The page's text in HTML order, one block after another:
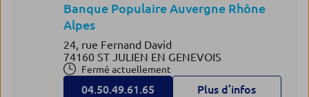
Banque Populaire Auvergne Rhône
Alpes
24, rue Fernand David
74160 ST JULIEN EN GENEVOIS
Fermé actuellement
04.50.49.61.65 Plus d’infos